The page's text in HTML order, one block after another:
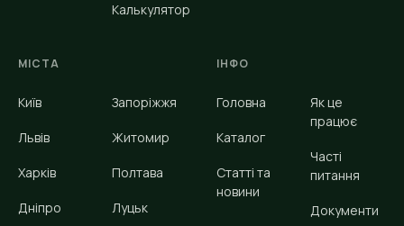
Калькулятор
МІСТА
Київ
Львів
Харків
Дніпро
Запоріжжя
Житомир
Полтава
Луцьк
ІНФО
Головна
Каталог
Статті та
новини
Як це
працює
Часті
питання
Документи